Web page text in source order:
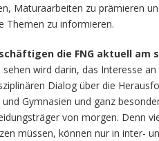
Maturaarbeiten zu prämieren
Themen zu informieren.
die FNG aktuell am
wird darin, das Interesse
Dialog über die
Gymnasien und ganz
von morgen. Denn
müssen, können nur in inter-